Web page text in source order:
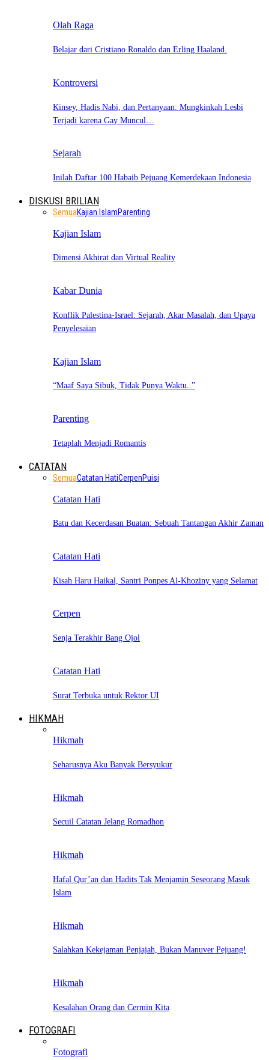
Olah Raga
Belajar dari Cristiano Ronaldo dan Erling Haaland.
Kontroversi
Kinsey, Hadis Nabi, dan Pertanyaan: Mungkinkah Lesbi
Terjadi karena Gay Muncul…
Sejarah
Inilah Daftar 100 Habaib Pejuang Kemerdekaan Indonesia
DISKUSI BRILIAN
SemuaKajian IslamParenting
Kajian Islam
Dimensi Akhirat dan Virtual Reality
Kabar Dunia
Konflik Palestina-Israel: Sejarah, Akar Masalah, dan Upaya
Penyelesaian
Kajian Islam
“Maaf Saya Sibuk, Tidak Punya Waktu..”
Parenting
Tetaplah Menjadi Romantis
CATATAN
SemuaCatatan HatiCerpenPuisi
Catatan Hati
Batu dan Kecerdasan Buatan: Sebuah Tantangan Akhir Zaman
Catatan Hati
Kisah Haru Haikal, Santri Ponpes Al-Khoziny yang Selamat
Cerpen
Senja Terakhir Bang Ojol
Catatan Hati
Surat Terbuka untuk Rektor UI
HIKMAH
Hikmah
Seharusnya Aku Banyak Bersyukur
Hikmah
Secuil Catatan Jelang Romadhon
Hikmah
Hafal Qur’an dan Hadits Tak Menjamin Seseorang Masuk
Islam
Hikmah
Salahkan Kekejaman Penjajah, Bukan Manuver Pejuang!
Hikmah
Kesalahan Orang dan Cermin Kita
FOTOGRAFI
Fotografi